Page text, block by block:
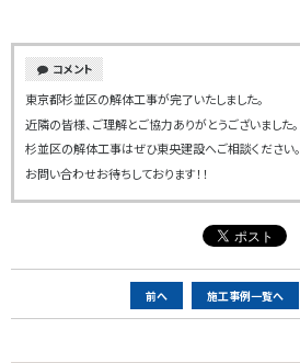
コメント
東京都杉並区の解体工事が完了いたしました。
近隣の皆様、ご理解とご協力ありがとうございました。
杉並区の解体工事はぜひ東央建設へご相談ください。
お問い合わせお待ちしております！！
ー
前へ 施工事例一覧へ